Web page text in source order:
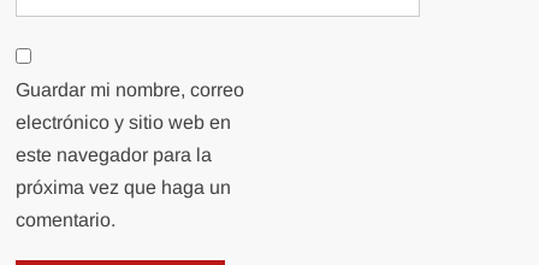
Guardar mi nombre, correo
electrónico y sitio web en
este navegador para la
próxima vez que haga un
comentario.